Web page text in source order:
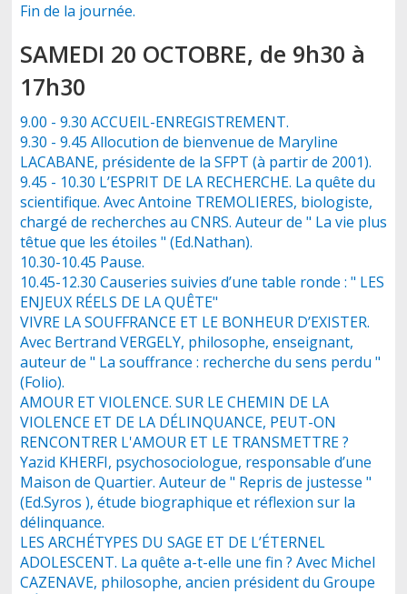
Fin de la journée.
SAMEDI 20 OCTOBRE, de 9h30 à
17h30
9.00 - 9.30 ACCUEIL-ENREGISTREMENT.
9.30 - 9.45 Allocution de bienvenue de Maryline
LACABANE, présidente de la SFPT (à partir de 2001).
9.45 - 10.30 L’ESPRIT DE LA RECHERCHE. La quête du
scientifique. Avec Antoine TREMOLIERES, biologiste,
chargé de recherches au CNRS. Auteur de " La vie plus
têtue que les étoiles " (Ed.Nathan).
10.30-10.45 Pause.
10.45-12.30 Causeries suivies d’une table ronde : " LES
ENJEUX RÉELS DE LA QUÊTE"
VIVRE LA SOUFFRANCE ET LE BONHEUR D’EXISTER.
Avec Bertrand VERGELY, philosophe, enseignant,
auteur de " La souffrance : recherche du sens perdu "
(Folio).
AMOUR ET VIOLENCE. SUR LE CHEMIN DE LA
VIOLENCE ET DE LA DÉLINQUANCE, PEUT-ON
RENCONTRER L'AMOUR ET LE TRANSMETTRE ?
Yazid KHERFI, psychosociologue, responsable d’une
Maison de Quartier. Auteur de " Repris de justesse "
(Ed.Syros ), étude biographique et réflexion sur la
délinquance.
LES ARCHÉTYPES DU SAGE ET DE L’ÉTERNEL
ADOLESCENT. La quête a-t-elle une fin ? Avec Michel
CAZENAVE, philosophe, ancien président du Groupe